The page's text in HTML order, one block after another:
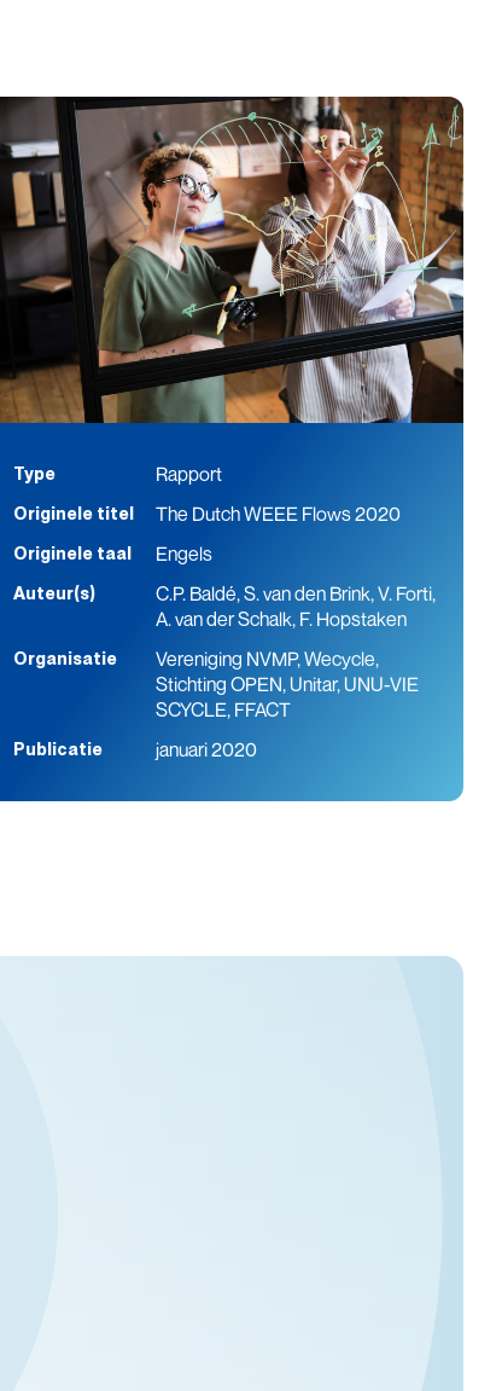
Type Rapport
Originele titel The Dutch WEEE Flows 2020
Originele taal Engels
Auteur(s)
C.P. Baldé, S. van den Brink, V. Forti,
A. van der Schalk, F. Hopstaken
Organisatie
Vereniging NVMP, Wecycle,
Stichting OPEN, Unitar, UNU-VIE
SCYCLE, FFACT
Publicatie januari 2020